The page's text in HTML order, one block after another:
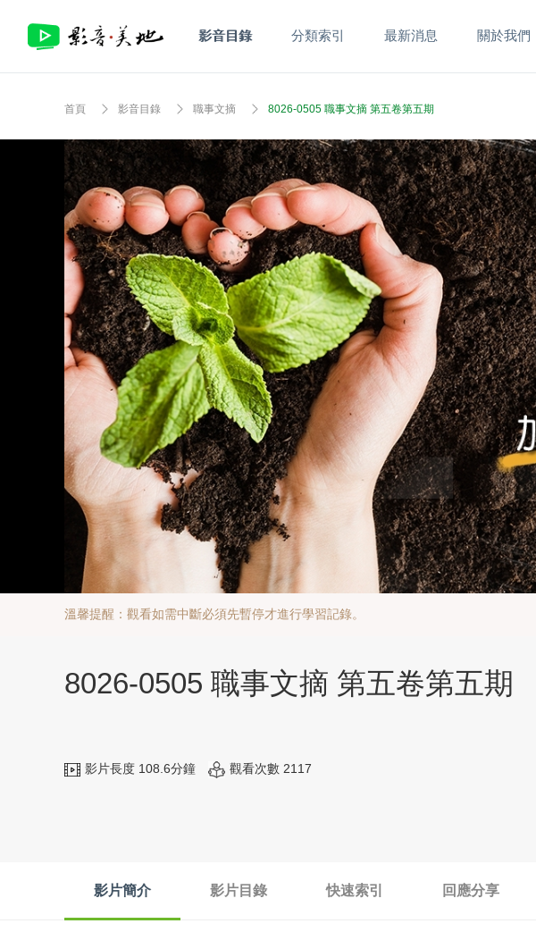
影音目錄 分類索引 最新消息 關於我們
首頁 影音目錄 職事文摘 8026-0505 職事文摘 第五卷第五期
溫馨提醒：觀看如需中斷必須先暫停才進行學習記錄。
8026-0505 職事文摘 第五卷第五期
影片長度 108.6分鐘 觀看次數 2117
影片簡介 影片目錄 快速索引 回應分享